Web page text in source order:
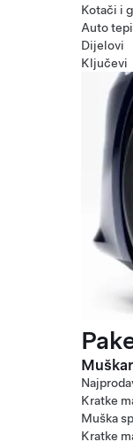
Kotači i
Auto
Dijelovi
Ključevi
Kratke
Muška
Kratke